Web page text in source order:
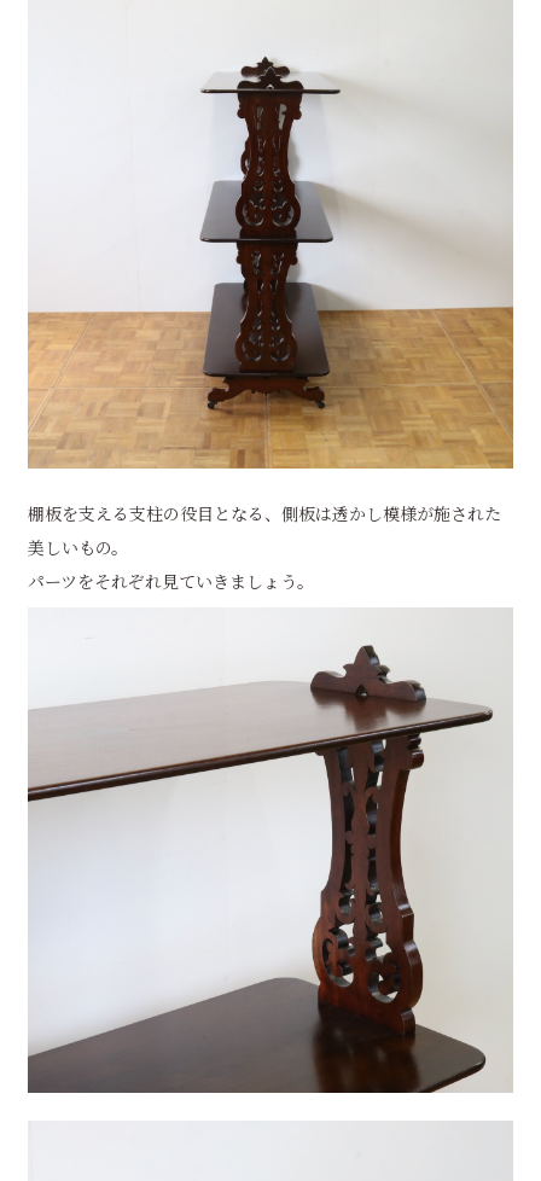
棚板を支える支柱の役目となる、側板は透かし模様が施された
美しいもの。
パーツをそれぞれ見ていきましょう。